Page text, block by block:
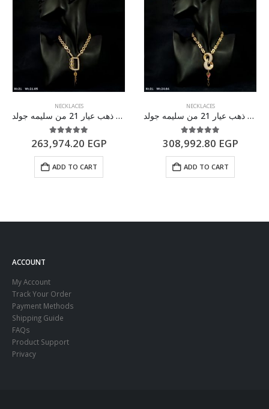
NECKLACES
طقم ذهب عيار 21 من سليمه جولد
5.00out of 5
263,974.20 EGP
ADD TO CART
NECKLACES
طقم ذهب عيار 21 من سليمه جولد
5.00out of 5
308,992.80 EGP
ADD TO CART
ACCOUNT
My Account
Track Your Order
Payment Methods
Shipping Guide
FAQs
Product Support
Privacy